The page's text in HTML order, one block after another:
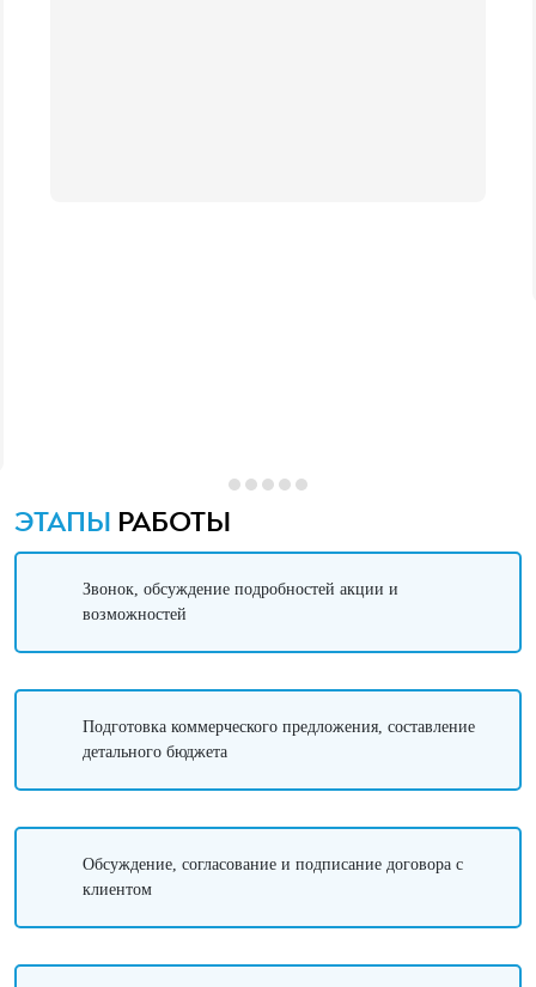
ЭТАПЫ РАБОТЫ
Звонок, обсуждение подробностей акции и
возможностей
Подготовка коммерческого предложения, составление
детального бюджета
Обсуждение, согласование и подписание договора с
клиентом